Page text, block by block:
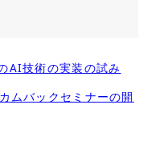
AI技術の実装の試み
ムバックセミナーの開